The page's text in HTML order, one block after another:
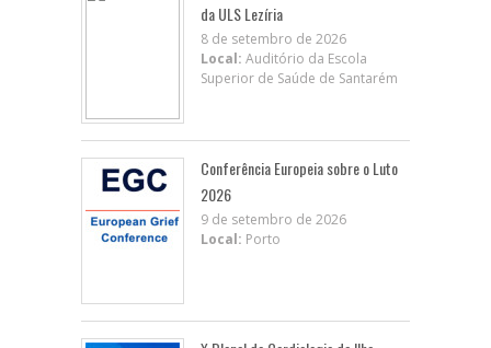
da ULS Lezíria
8 de setembro de 2026
Local: Auditório da Escola
Superior de Saúde de Santarém
Conferência Europeia sobre o Luto
2026
9 de setembro de 2026
Local: Porto